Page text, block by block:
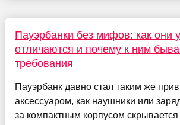
Пауэрбанки без мифов: как они
отличаются и почему к ним
требования
Пауэрбанк давно стал таким же
аксессуаром, как наушники или
за компактным корпусом